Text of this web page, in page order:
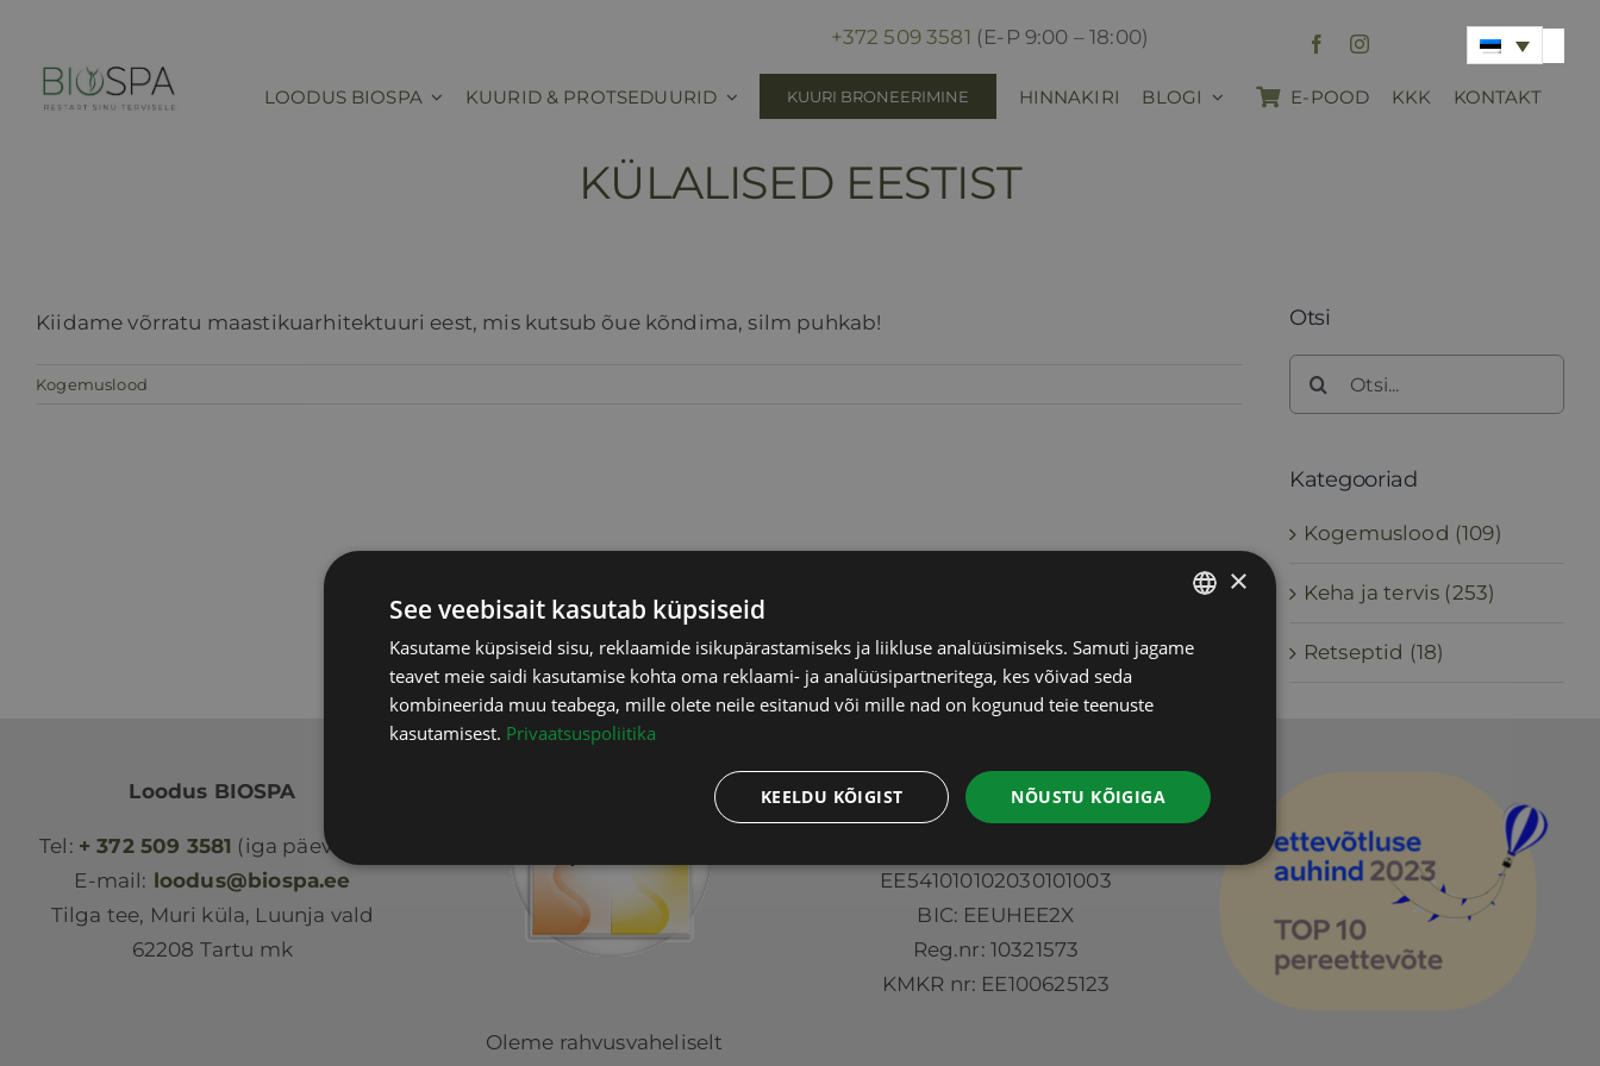
content
+372 509 3581 (E-P 9:00 – 18:00)
LOODUS BIOSPA KUURID & PROTSEDUURID KUURI BRONEERIMINE HINNAKIRI BLOGI E-POOD KKK KONTAKT
KÜLALISED EESTIST
Kiidame võrratu maastikuarhitektuuri eest, mis kutsub õue kõndima, silm puhkab!
Kogemuslood
Otsi
Search
for:
Kategooriad
Kogemuslood (109)
Keha ja tervis (253)
Retseptid (18)
Loodus BIOSPA
Tel: + 372 509 3581 (iga päev 9-18)
E-mail: loodus@biospa.ee
Tilga tee, Muri küla, Luunja vald
62208 Tartu mk
Oleme rahvusvaheliselt
Tesmasan OÜ
EE541010102030101003
BIC: EEUHEE2X
Reg.nr: 10321573
KMKR nr: EE100625123
ESTONIAN
×
See veebisait kasutab küpsiseid
Kasutame küpsiseid sisu, reklaamide isikupärastamiseks ja liikluse analüüsimiseks. Samuti jagame
teavet meie saidi kasutamise kohta oma reklaami- ja analüüsipartneritega, kes võivad seda
kombineerida muu teabega, mille olete neile esitanud või mille nad on kogunud teie teenuste
kasutamisest. Privaatsuspoliitika
NÕUSTU KÕIGIGA
KEELDU KÕIGIST